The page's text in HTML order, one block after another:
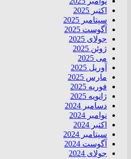
اکتبر 2025
سپتامبر 2025
آگوست 2025
جولای 2025
ژوئن 2025
می 2025
آوریل 2025
مارس 2025
فوریه 2025
ژانویه 2025
دسامبر 2024
نوامبر 2024
اکتبر 2024
سپتامبر 2024
آگوست 2024
جولای 2024